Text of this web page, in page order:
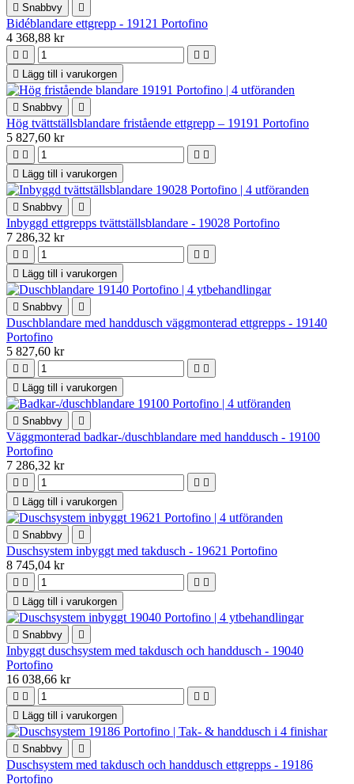
 Snabbvy 
Bidéblandare ettgrepp - 19121 Portofino
4 368,88 kr
   

Lägg till i varukorgen
 Snabbvy 
Hög tvättställsblandare fristående ettgrepp – 19191 Portofino
5 827,60 kr
   

Lägg till i varukorgen
 Snabbvy 
Inbyggd ettgrepps tvättställsblandare - 19028 Portofino
7 286,32 kr
   

Lägg till i varukorgen
 Snabbvy 
Duschblandare med handdusch väggmonterad ettgrepps - 19140
Portofino
5 827,60 kr
   

Lägg till i varukorgen
 Snabbvy 
Väggmonterad badkar-/duschblandare med handdusch - 19100
Portofino
7 286,32 kr
   

Lägg till i varukorgen
 Snabbvy 
Duschsystem inbyggt med takdusch - 19621 Portofino
8 745,04 kr
   

Lägg till i varukorgen
 Snabbvy 
Inbyggt duschsystem med takdusch och handdusch - 19040
Portofino
16 038,66 kr
   

Lägg till i varukorgen
 Snabbvy 
Duschsystem med takdusch och handdusch ettgrepps - 19186
Portofino